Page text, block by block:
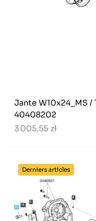
Jante W10x24_MS /
40408202
3 005,55 zł
Derniers articles